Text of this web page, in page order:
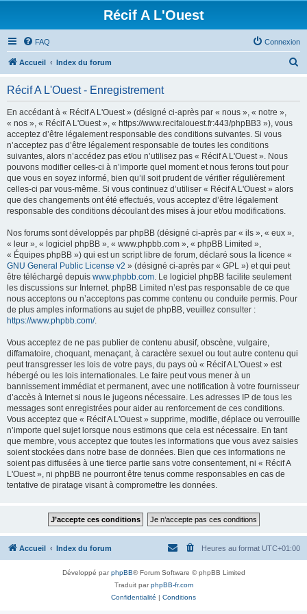
Récif A L'Ouest
FAQ Connexion
Accueil Index du forum
Récif A L'Ouest - Enregistrement
En accédant à « Récif A L'Ouest » (désigné ci-après par « nous », « notre »,
« nos », « Récif A L'Ouest », « https://www.recifalouest.fr:443/phpBB3 »), vous
acceptez d’être légalement responsable des conditions suivantes. Si vous
n’acceptez pas d’être légalement responsable de toutes les conditions
suivantes, alors n’accédez pas et/ou n’utilisez pas « Récif A L'Ouest ». Nous
pouvons modifier celles-ci à n’importe quel moment et nous ferons tout pour
que vous en soyez informé, bien qu’il soit prudent de vérifier régulièrement
celles-ci par vous-même. Si vous continuez d’utiliser « Récif A L'Ouest » alors
que des changements ont été effectués, vous acceptez d’être légalement
responsable des conditions découlant des mises à jour et/ou modifications.
Nos forums sont développés par phpBB (désigné ci-après par « ils », « eux »,
« leur », « logiciel phpBB », « www.phpbb.com », « phpBB Limited »,
« Équipes phpBB ») qui est un script libre de forum, déclaré sous la licence «
GNU General Public License v2 » (désigné ci-après par « GPL ») et qui peut
être téléchargé depuis www.phpbb.com. Le logiciel phpBB facilite seulement
les discussions sur Internet. phpBB Limited n’est pas responsable de ce que
nous acceptons ou n’acceptons pas comme contenu ou conduite permis. Pour
de plus amples informations au sujet de phpBB, veuillez consulter :
https://www.phpbb.com/.
Vous acceptez de ne pas publier de contenu abusif, obscène, vulgaire,
diffamatoire, choquant, menaçant, à caractère sexuel ou tout autre contenu qui
peut transgresser les lois de votre pays, du pays où « Récif A L'Ouest » est
hébergé ou les lois internationales. Le faire peut vous mener à un
bannissement immédiat et permanent, avec une notification à votre fournisseur
d’accès à Internet si nous le jugeons nécessaire. Les adresses IP de tous les
messages sont enregistrées pour aider au renforcement de ces conditions.
Vous acceptez que « Récif A L'Ouest » supprime, modifie, déplace ou verrouille
n’importe quel sujet lorsque nous estimons que cela est nécessaire. En tant
que membre, vous acceptez que toutes les informations que vous avez saisies
soient stockées dans notre base de données. Bien que ces informations ne
soient pas diffusées à une tierce partie sans votre consentement, ni « Récif A
L'Ouest », ni phpBB ne pourront être tenus comme responsables en cas de
tentative de piratage visant à compromettre les données.
Accueil Index du forum Heures au format UTC+01:00
Développé parphpBB® Forum Software © phpBB Limited
Traduit parphpBB-fr.com
Confidentialité | Conditions